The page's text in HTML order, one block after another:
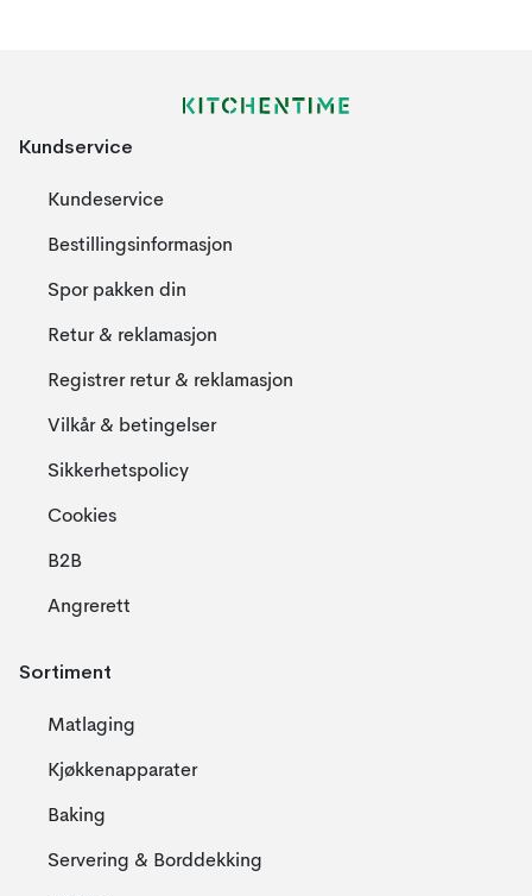
Kundservice
Kundeservice
Bestillingsinformasjon
Spor pakken din
Retur & reklamasjon
Registrer retur & reklamasjon
Vilkår & betingelser
Sikkerhetspolicy
Cookies
B2B
Angrerett
Sortiment
Matlaging
Kjøkkenapparater
Baking
Servering & Borddekking